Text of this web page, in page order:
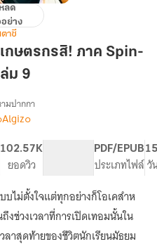
ลด
ย่าง
าซี
กษตรกรสิ! ภาค Spin-
ม 9
เรื่อง[จบ
หลัก]
[มี
E-
book]
เกิด
ใหม่
ทั้งที
มปากกา
๐
102.57K
ยอดวิว
PDF/EPUB
ประเภทไฟล์วั
บไม่ตั้งใจแต่ทุกอย่างก็โอเคสำห
ช่วงเวลาที่การเปิดเทอมนั้นใน
าสุดท้ายของชีวิตนักเรียนมัธยม